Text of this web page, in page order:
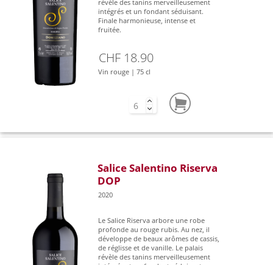
révèle des tanins merveilleusement
intégrés et un fondant séduisant.
Finale harmonieuse, intense et
fruitée.
CHF 18.90
Vin rouge | 75 cl
Salice Salentino Riserva
DOP
2020
Le Salice Riserva arbore une robe
profonde au rouge rubis. Au nez, il
développe de beaux arômes de cassis,
de réglisse et de vanille. Le palais
révèle des tanins merveilleusement